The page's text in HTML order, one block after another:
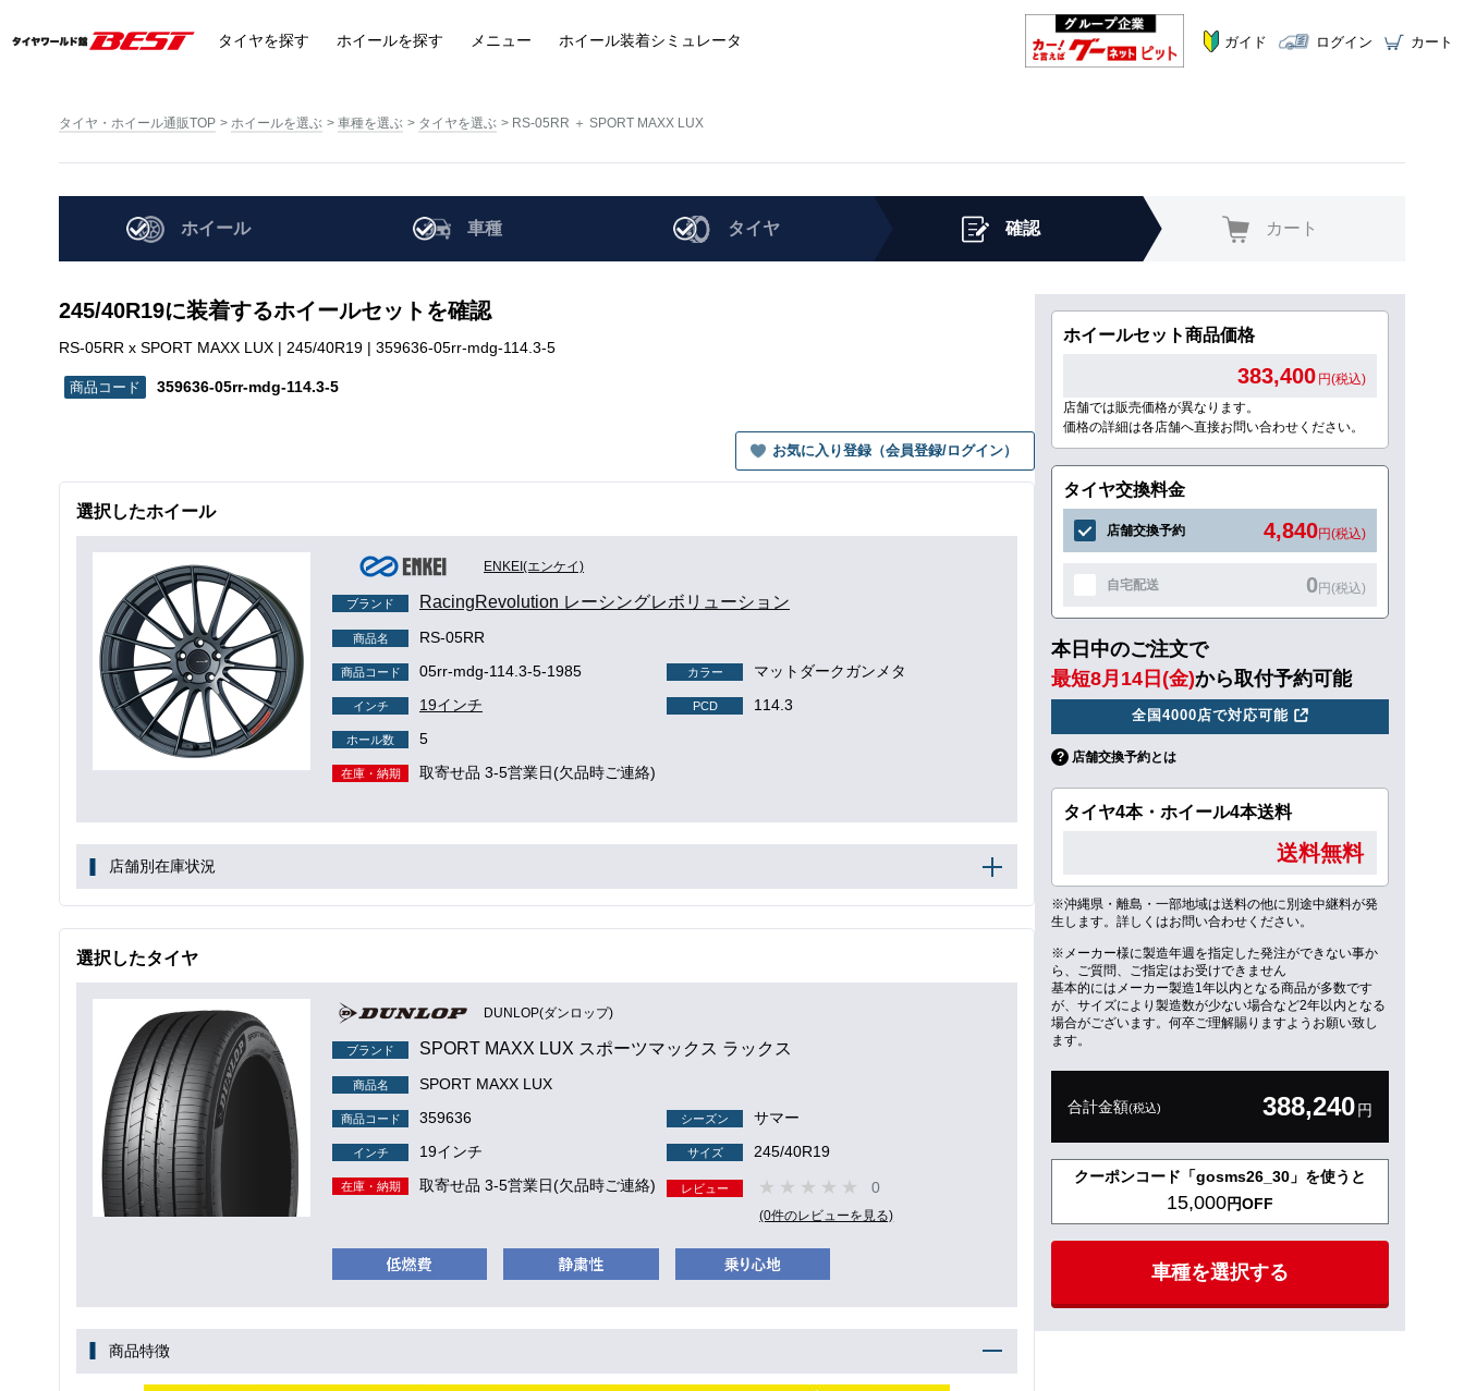
タイヤを探す ホイールを探す メニュー ホイール装着シミュレータ ガイド ログイン カート
タイヤ・ホイール通販TOP ホイールを選ぶ 車種を選ぶ タイヤを選ぶ RS-05RR ＋ SPORT MAXX LUX
ホイール 車種 タイヤ 確認 カート
245/40R19に装着するホイールセットを確認
RS-05RR x SPORT MAXX LUX | 245/40R19 | 359636-05rr-mdg-114.3-5
359636-05rr-mdg-114.3-5
お気に入り登録（会員登録/ログイン）
選択したホイール
ENKEI(エンケイ)
ブランド RacingRevolution レーシングレボリューション
商品名 RS-05RR
商品コード 05rr-mdg-114.3-5-1985 カラー マットダークガンメタ
インチ 19インチ PCD 114.3
ホール数 5
在庫・納期 取寄せ品 3-5営業日(欠品時ご連絡)
店舗別在庫状況
選択したタイヤ
DUNLOP(ダンロップ)
ブランド SPORT MAXX LUX スポーツマックス ラックス
商品名 SPORT MAXX LUX
商品コード 359636 シーズン サマー
インチ 19インチ サイズ 245/40R19
在庫・納期 取寄せ品 3-5営業日(欠品時ご連絡) レビュー 0
(0件のレビューを見る)
商品特徴
ホイールセット商品価格
383,400 円(税込)
店舗では販売価格が異なります。
価格の詳細は各店舗へ直接お問い合わせください。
タイヤ交換料金
店舗交換予約 4,840円(税込)
自宅配送 0円(税込)
本日中のご注文で
最短8月14日(金)から取付予約可能
全国4000店で対応可能
店舗交換予約とは
タイヤ4本・ホイール4本送料
送料無料
※沖縄県・離島・一部地域は送料の他に別途中継料が発
生します。詳しくはお問い合わせください。
※メーカー様に製造年週を指定した発注ができない事か
ら、ご質問、ご指定はお受けできません
基本的にはメーカー製造1年以内となる商品が多数です
が、サイズにより製造数が少ない場合など2年以内となる
場合がございます。何卒ご理解賜りますようお願い致し
ます。
合計金額(税込) 388,240円
クーポンコード「gosms26_30」を使うと
15,000円OFF
車種を選択する